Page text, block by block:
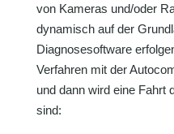
von Kameras und/oder
dynamisch auf der
Diagnosesoftware
Verfahren mit der
und dann wird eine Fahrt
sind: